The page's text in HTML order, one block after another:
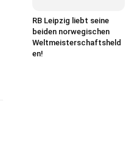
RB Leipzig liebt seine
beiden norwegischen
Weltmeisterschaftsheld
en!